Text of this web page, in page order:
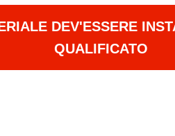
DEV'ESSERE
QUALIFICATO